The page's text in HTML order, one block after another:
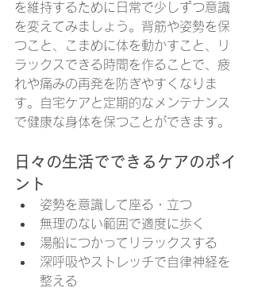
を維持するために日常で少しずつ意識
を変えてみましょう。背筋や姿勢を保
つこと、こまめに体を動かすこと、リ
ラックスできる時間を作ることで、疲
れや痛みの再発を防ぎやすくなりま
す。自宅ケアと定期的なメンテナンス
で健康な身体を保つことができます。
日々の生活でできるケアのポイ
ント
姿勢を意識して座る・立つ
無理のない範囲で適度に歩く
湯船につかってリラックスする
深呼吸やストレッチで自律神経を
整える